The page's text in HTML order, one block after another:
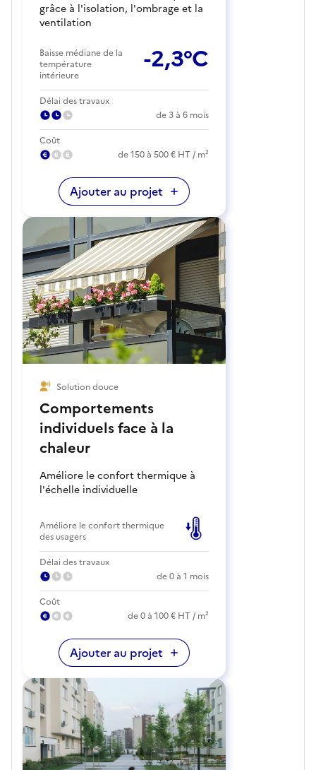
grâce à l'isolation, l'ombrage et la
ventilation
Baisse médiane de la
température
intérieure
-2,3°C
Délai des travaux
de 3 à 6 mois
Coût
de 150 à 500 € HT / m²
Ajouter au projet
Solution douce
Comportements
individuels face à la
chaleur
Améliore le confort thermique à
l'échelle individuelle
Améliore le confort thermique
des usagers
Délai des travaux
de 0 à 1 mois
Coût
de 0 à 100 € HT / m²
Ajouter au projet